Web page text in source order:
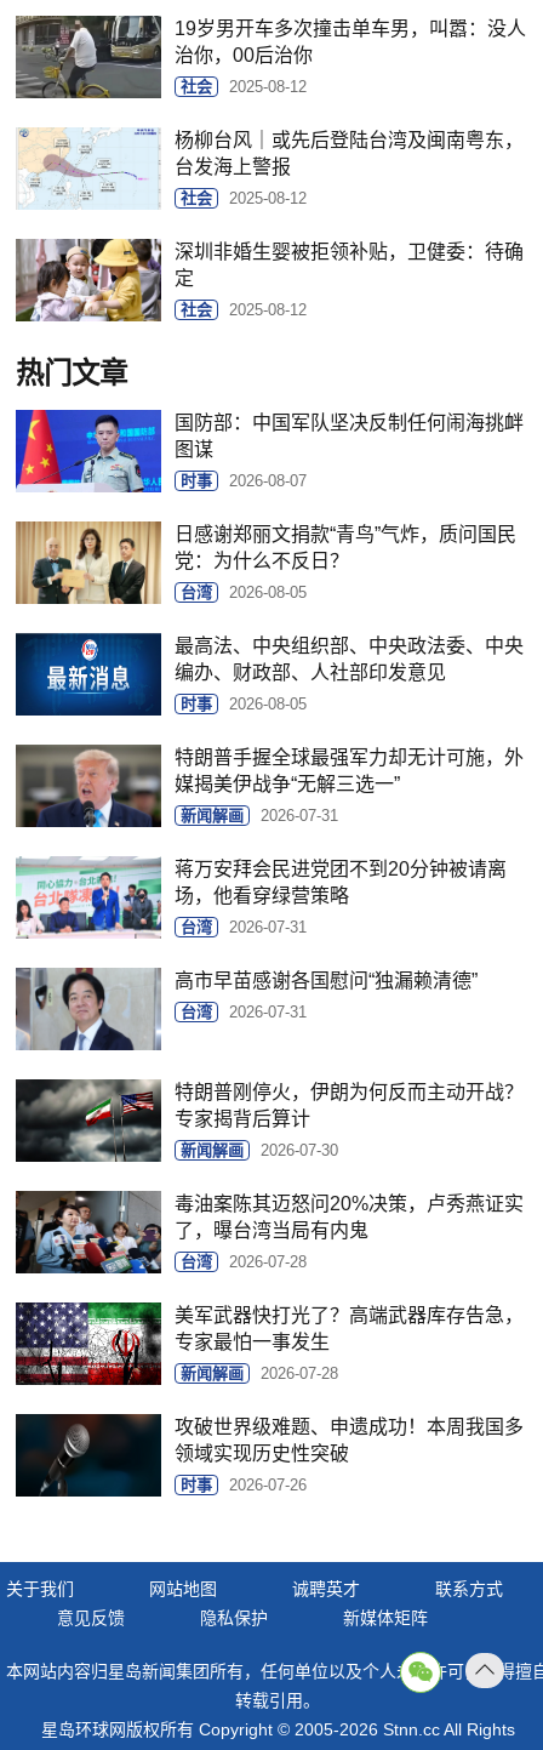
19岁男开车多次撞击单车男，叫嚣：没人
治你，00后治你
社会 2025-08-12
杨柳台风｜或先后登陆台湾及闽南粤东，
台发海上警报
社会 2025-08-12
深圳非婚生婴被拒领补贴，卫健委：待确
定
社会 2025-08-12
热门文章
国防部：中国军队坚决反制任何闹海挑衅
图谋
时事 2026-08-07
日感谢郑丽文捐款“青鸟”气炸，质问国民
党：为什么不反日？
台湾 2026-08-05
最高法、中央组织部、中央政法委、中央
编办、财政部、人社部印发意见
时事 2026-08-05
特朗普手握全球最强军力却无计可施，外
媒揭美伊战争“无解三选一”
新闻解画 2026-07-31
蒋万安拜会民进党团不到20分钟被请离
场，他看穿绿营策略
台湾 2026-07-31
高市早苗感谢各国慰问“独漏赖清德”
台湾 2026-07-31
特朗普刚停火，伊朗为何反而主动开战？
专家揭背后算计
新闻解画 2026-07-30
毒油案陈其迈怒问20%决策，卢秀燕证实
了，曝台湾当局有内鬼
台湾 2026-07-28
美军武器快打光了？高端武器库存告急，
专家最怕一事发生
新闻解画 2026-07-28
攻破世界级难题、申遗成功！本周我国多
领域实现历史性突破
时事 2026-07-26
关于我们 网站地图 诚聘英才
联系方式
意见反馈
隐私保护 新媒体矩阵
本网站内容归星岛新闻集团所有，任何单位以及个人未经许可，不得擅
转载引用。
星岛环球网版权所有 Copyright © 2005-2026 Stnn.cc All Rights
顶部